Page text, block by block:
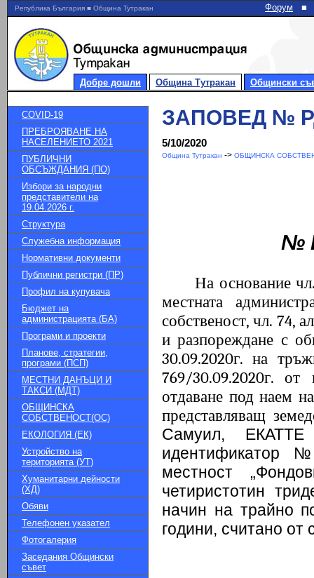
Република България ■ Община Тутракан Форум ■
Добре дошли Община Тутракан Общински
COVID-19
ПРЕБРОЯВАНЕ НА
НАСЕЛЕНИЕТО 2021
ПУБЛИЧНИ
ОБСЪЖДАНИЯ (ПО)
Избори за народни
представители на
19.04.2026 г.
Структура
Служебна информация
Нормативни документи
Публични регистри (ПР)
Профил на купувача
Бюджет на
администрацията (БА)
Програми и проекти
Планове, стратегии,
програми (ПСП)
МЕСТНИ ДАНЪЦИ И
ТАКСИ (МДТ)
ОБЩИНСКА
СОБСТВЕНОСТ(ОС)
ЕКОЛОГИЯ (ЕК)
Устройство на
територията (УТ)
Хуманитарни дейности
(ХД)
Обяви
Телефонен указател
Фотогалерия
Заседания Общински
съвет
ЗАПОВЕД №
5/10/2020
Община Тутракан -> ОБЩИНСКА
№
На основание
местната
собственост, чл. 74,
и разпореждане с
30.09.2020г. на
769/30.09.2020г. от
отдаване под наем
представляващ
Самуил,
идентификатор
местност
четиристотин
начин на трайно
години, считано от